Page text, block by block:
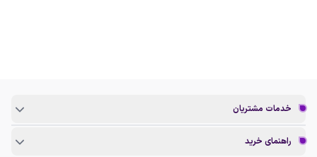
خدمات مشتریان
راهنمای خرید